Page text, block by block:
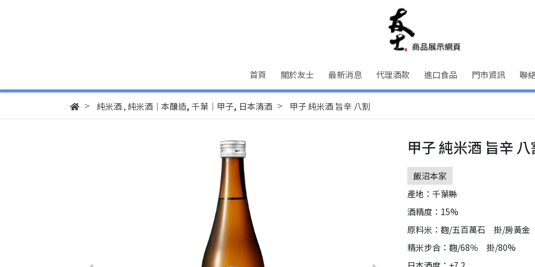
首頁 關於友士 最新消息 代理酒款 進口食品 門市資訊 聯
純米酒, 純米酒│本釀造, 千葉│甲子, 日本清酒 甲子 純米酒 旨辛 八割
甲子 純米酒 旨辛 八
飯沼本家
產地：千葉縣
酒精度：15%
原料米：麴/五百萬石 掛/房黃金
精米步合：麴/68％ 掛/80%